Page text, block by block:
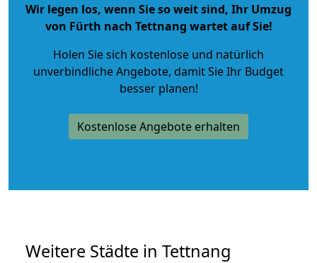
Wir legen los, wenn Sie so weit sind, Ihr Umzug
von Fürth nach Tettnang wartet auf Sie!
Holen Sie sich kostenlose und natürlich
unverbindliche Angebote, damit Sie Ihr Budget
besser planen!
Kostenlose Angebote erhalten
Weitere Städte in Tettnang